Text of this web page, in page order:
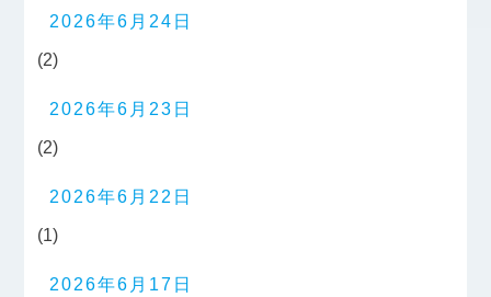
2026年6月24日
(2)
2026年6月23日
(2)
2026年6月22日
(1)
2026年6月17日